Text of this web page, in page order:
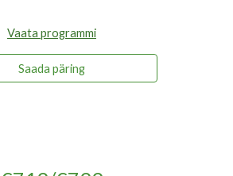
Vaata programmi
Saada päring